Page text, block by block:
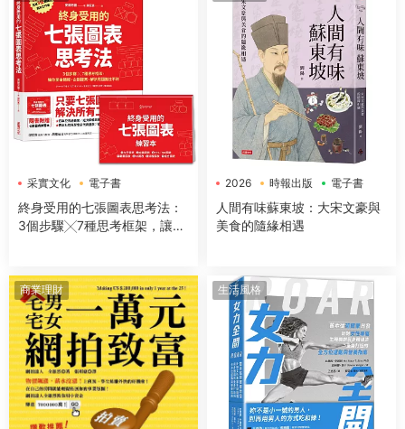
采實文化 電子書
終身受用的七張圖表思考法：
3個步驟╳7種思考框架，讓你
表練習本】
2026 時報出版 電子書
人間有味蘇東坡：大宋文豪與
美食的隨緣相遇
商業理財 生活風格